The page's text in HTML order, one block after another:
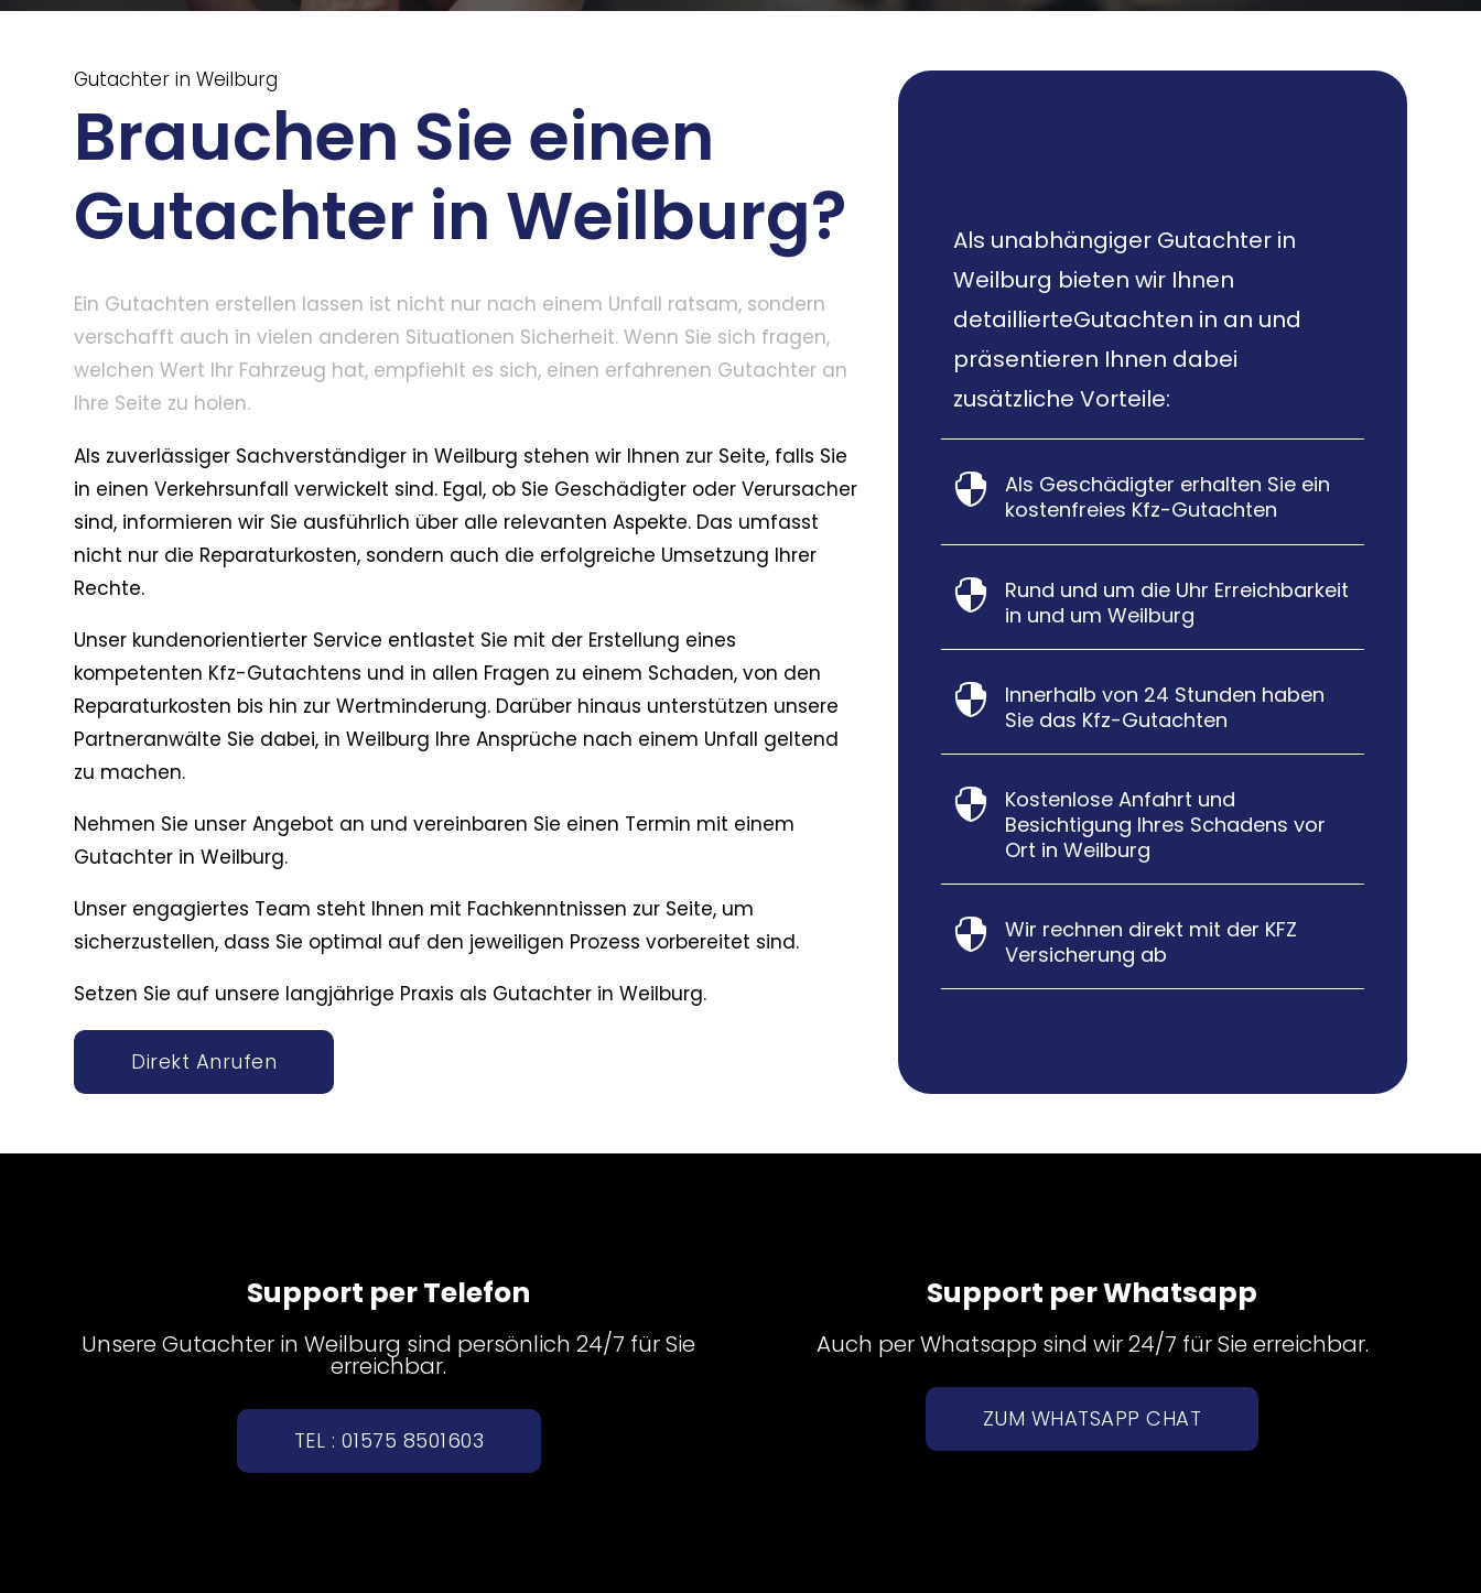
Gutachter in Weilburg
Brauchen Sie einen
Gutachter in Weilburg?
Ein Gutachten erstellen lassen ist nicht nur nach einem Unfall ratsam, sondern
verschafft auch in vielen anderen Situationen Sicherheit. Wenn Sie sich fragen,
welchen Wert Ihr Fahrzeug hat, empfiehlt es sich, einen erfahrenen Gutachter an
Ihre Seite zu holen.
Als zuverlässiger Sachverständiger in Weilburg stehen wir Ihnen zur Seite, falls Sie
in einen Verkehrsunfall verwickelt sind. Egal, ob Sie Geschädigter oder Verursacher
sind, informieren wir Sie ausführlich über alle relevanten Aspekte. Das umfasst
nicht nur die Reparaturkosten, sondern auch die erfolgreiche Umsetzung Ihrer
Rechte.
Unser kundenorientierter Service entlastet Sie mit der Erstellung eines
kompetenten Kfz-Gutachtens und in allen Fragen zu einem Schaden, von den
Reparaturkosten bis hin zur Wertminderung. Darüber hinaus unterstützen unsere
Partneranwälte Sie dabei, in Weilburg Ihre Ansprüche nach einem Unfall geltend
zu machen.
Nehmen Sie unser Angebot an und vereinbaren Sie einen Termin mit einem
Gutachter in Weilburg.
Unser engagiertes Team steht Ihnen mit Fachkenntnissen zur Seite, um
sicherzustellen, dass Sie optimal auf den jeweiligen Prozess vorbereitet sind.
Setzen Sie auf unsere langjährige Praxis als Gutachter in Weilburg.
Direkt Anrufen
Als unabhängiger Gutachter in
Weilburg bieten wir Ihnen
detaillierteGutachten in an und
präsentieren Ihnen dabei
zusätzliche Vorteile:

Als Geschädigter erhalten Sie ein
kostenfreies Kfz-Gutachten

Rund und um die Uhr Erreichbarkeit
in und um Weilburg

Innerhalb von 24 Stunden haben
Sie das Kfz-Gutachten

Kostenlose Anfahrt und
Besichtigung Ihres Schadens vor
Ort in Weilburg

Wir rechnen direkt mit der KFZ
Versicherung ab
Support per Telefon
Unsere Gutachter in Weilburg sind persönlich 24/7 für Sie
erreichbar.
TEL : 01575 8501603
Support per Whatsapp
Auch per Whatsapp sind wir 24/7 für Sie erreichbar.
ZUM WHATSAPP CHAT